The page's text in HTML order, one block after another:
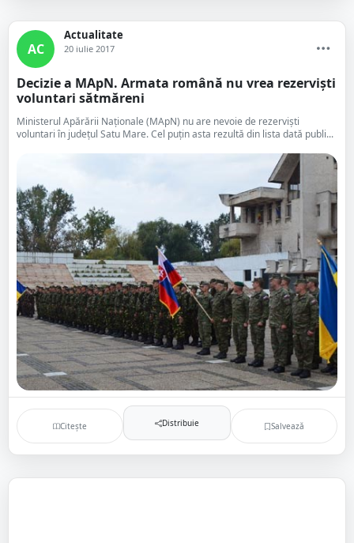
AC
Actualitate
20 iulie 2017
Decizie a MApN. Armata română nu vrea rezerviști
voluntari sătmăreni
Ministerul Apărării Naționale (MApN) nu are nevoie de rezerviști
voluntari în județul Satu Mare. Cel puțin asta rezultă din lista dată publi...
Citește Distribuie Salvează